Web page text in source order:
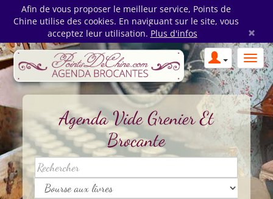
Afin de vous proposer le meilleur service, Points de
Chine utilise des cookies. En naviguant sur le site, vous
acceptez leur utilisation. Plus d'infos ×
Agenda Vide Grenier Et
Brocante